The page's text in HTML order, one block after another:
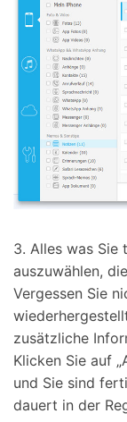
3. Alles was Sie
auszuwählen,
Vergessen Sie
zusätzliche
Klicken Sie auf
und Sie sind
dauert in der